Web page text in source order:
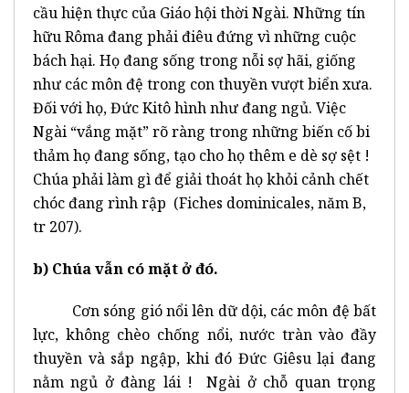
cầu hiện thực của Giáo hội thời Ngài. Những tín
hữu Rôma đang phải điêu đứng vì những cuộc
bách hại. Họ đang sống trong nỗi sợ hãi, giống
như các môn đệ trong con thuyền vượt biển xưa.
Đối với họ, Đức Kitô hình như đang ngủ. Việc
Ngài “vắng mặt” rõ ràng trong những biến cố bi
thảm họ đang sống, tạo cho họ thêm e dè sợ sệt !
Chúa phải làm gì để giải thoát họ khỏi cảnh chết
chóc đang rình rập (Fiches dominicales, năm B,
tr 207).
b) Chúa vẫn có mặt ở đó.
Cơn sóng gió nổi lên dữ dội, các môn đệ bất
lực, không chèo chống nổi, nước tràn vào đầy
thuyền và sắp ngập, khi đó Đức Giêsu lại đang
nằm ngủ ở đàng lái ! Ngài ở chỗ quan trọng